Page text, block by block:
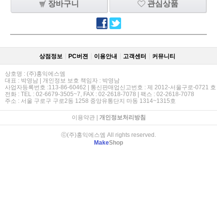
장바구니 관심상품
상점정보 PC버젼 이용안내 고객센터 커뮤니티
상호명 : (주)홍익에스엠
대표 : 박영남 | 개인정보 보호 책임자 : 박영남
사업자등록번호 :113-86-60462 | 통신판매업신고번호 : 제 2012-서울구로-0721 호
전화 : TEL : 02-6679-3505~7, FAX : 02-2618-7078 | 팩스 : 02-2618-7078
주소 : 서울 구로구 구로2동 1258 중앙유통단지 마동 1314~1315호
이용약관| 개인정보처리방침
ⓒ(주)홍익에스엠 All rights reserved.
MakeShop